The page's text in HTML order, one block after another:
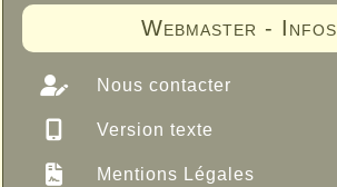
Webmaster - Infos
Nous contacter
Version texte
Mentions Légales